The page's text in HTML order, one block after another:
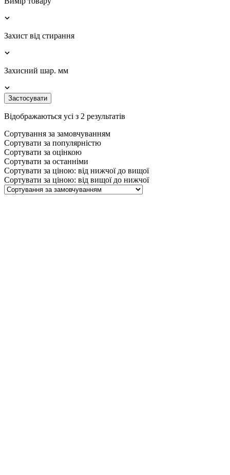
Захист від стирання
Захисний шар. мм
Застосувати
Відображаються усі з 2 результатів
Сортування за замовчуванням
Сортувати за популярністю
Сортувати за оцінкою
Сортувати за останніми
Сортувати за ціною: від нижчої до вищої
Сортувати за ціною: від вищої до нижчої